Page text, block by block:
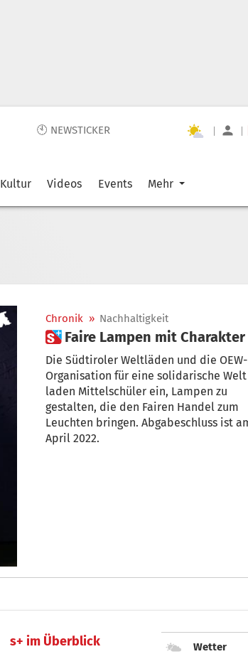
🕙 NEWSTICKER | |
Kultur Videos Events Mehr
Chronik » Nachhaltigkeit
 Faire Lampen mit Charakter
Die Südtiroler Weltläden und die OEW-
Organisation für eine solidarische Welt
laden Mittelschüler ein, Lampen zu
gestalten, die den Fairen Handel zum
Leuchten bringen. Abgabeschluss ist am 1.
April 2022.
s+ im Überblick Wetter